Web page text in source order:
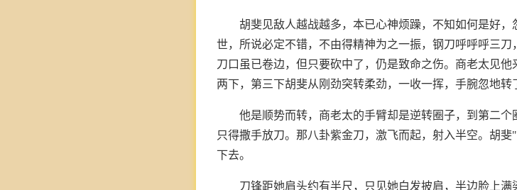
胡斐见敌人越战越多，本已心神烦躁，不知如何是好
世，所说必定不错，不由得精神为之一振，钢刀呼呼呼三刀
刀口虽已卷边，但只要砍中了，仍是致命之伤。商老太见
两下，第三下胡斐从刚劲突转柔劲，一收一挥，手腕忽地
他是顺势而转，商老太的手臂却是逆转圈子，到第二个
只得撒手放刀。那八卦紫金刀，激飞而起，射入半空。胡
下去。
刀锋距她肩头约有半尺，只见她白发披肩，半边脸上